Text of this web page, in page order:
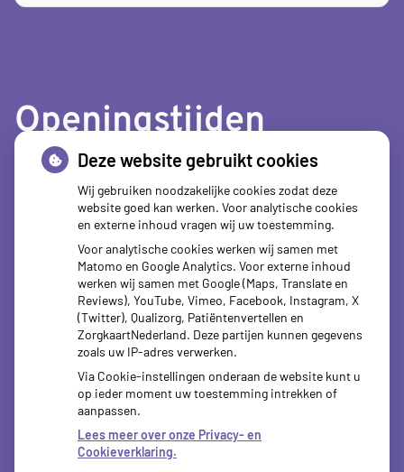
Openingstijden
Maandag: 08.00tot
- 12.30
13.30tot
- 18.00
08.00tot
- 12.30
13.30tot
- 18.00
Woensdag:
08.00tot
- 12.30
13.30tot
- 18.00
Donderdag:
08.00tot
- 12.30
13.30tot
- 18.00
08.00tot
- 12.30
13.30tot
- 18.00
Deze website gebruikt cookies
Wij gebruiken noodzakelijke cookies zodat deze
website goed kan werken. Voor analytische cookies
en externe inhoud vragen wij uw toestemming.
Voor analytische cookies werken wij samen met
Matomo en Google Analytics. Voor externe inhoud
werken wij samen met Google (Maps, Translate en
Reviews), YouTube, Vimeo, Facebook, Instagram, X
(Twitter), Qualizorg, Patiëntenvertellen en
ZorgkaartNederland. Deze partijen kunnen gegevens
zoals uw IP-adres verwerken.
Via Cookie-instellingen onderaan de website kunt u
op ieder moment uw toestemming intrekken of
aanpassen.
Lees meer over onze Privacy- en
Cookieverklaring.